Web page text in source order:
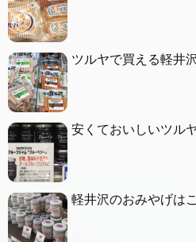
ツルヤで買える軽井
安くておいしいツル
軽井沢のおみやげは